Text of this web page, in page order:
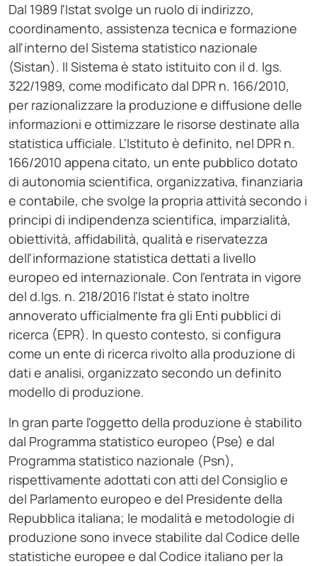
Dal 1989 l'Istat svolge un ruolo di indirizzo,
coordinamento, assistenza tecnica e formazione
all'interno del Sistema statistico nazionale
(Sistan). Il Sistema è stato istituito con il d. lgs.
322/1989, come modificato dal DPR n. 166/2010,
per razionalizzare la produzione e diffusione delle
informazioni e ottimizzare le risorse destinate alla
statistica ufficiale. L'Istituto è definito, nel DPR n.
166/2010 appena citato, un ente pubblico dotato
di autonomia scientifica, organizzativa, finanziaria
e contabile, che svolge la propria attività secondo i
principi di indipendenza scientifica, imparzialità,
obiettività, affidabilità, qualità e riservatezza
dell'informazione statistica dettati a livello
europeo ed internazionale. Con l'entrata in vigore
del d.lgs. n. 218/2016 l'Istat è stato inoltre
annoverato ufficialmente fra gli Enti pubblici di
ricerca (EPR). In questo contesto, si configura
come un ente di ricerca rivolto alla produzione di
dati e analisi, organizzato secondo un definito
modello di produzione.
In gran parte l'oggetto della produzione è stabilito
dal Programma statistico europeo (Pse) e dal
Programma statistico nazionale (Psn),
rispettivamente adottati con atti del Consiglio e
del Parlamento europeo e del Presidente della
Repubblica italiana; le modalità e metodologie di
produzione sono invece stabilite dal Codice delle
statistiche europee e dal Codice italiano per la